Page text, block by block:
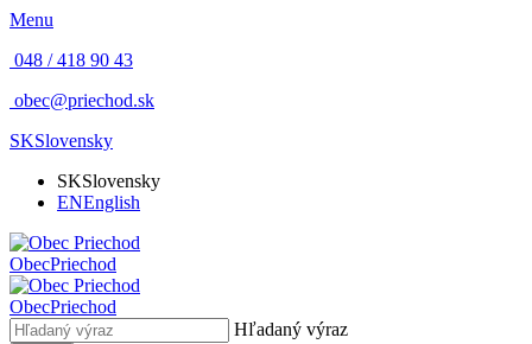
Menu
048 / 418 90 43
obec@priechod.sk
SKSlovensky
SKSlovensky
ENEnglish
ObecPriechod
ObecPriechod
Hľadaný výraz